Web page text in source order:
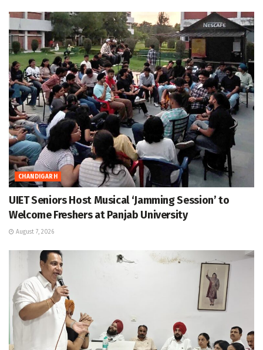
CHANDIGARH
UIET Seniors Host Musical ‘Jamming Session’ to
Welcome Freshers at Panjab University
August 7, 2026